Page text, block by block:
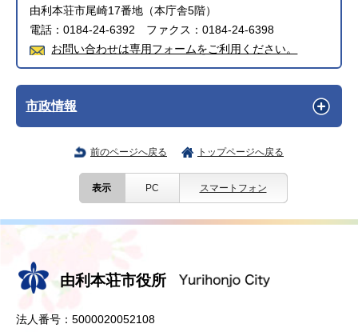
由利本荘市尾崎17番地（本庁舎5階）
電話：0184-24-6392 ファクス：0184-24-6398
お問い合わせは専用フォームをご利用ください。
市政情報
前のページへ戻る トップページへ戻る
表示 PC スマートフォン
由利本荘市役所
法人番号：5000020052108